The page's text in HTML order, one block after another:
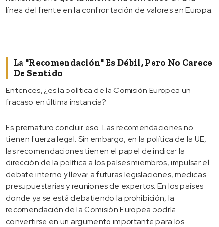
línea del frente en la confrontación de valores en Europa.
La "recomendación" Es Débil, Pero No Carece
De Sentido
Entonces, ¿es la política de la Comisión Europea un
fracaso en última instancia?
Es prematuro concluir eso. Las recomendaciones no
tienen fuerza legal. Sin embargo, en la política de la UE,
las recomendaciones tienen el papel de indicar la
dirección de la política a los países miembros, impulsar el
debate interno y llevar a futuras legislaciones, medidas
presupuestarias y reuniones de expertos. En los países
donde ya se está debatiendo la prohibición, la
recomendación de la Comisión Europea podría
convertirse en un argumento importante para los